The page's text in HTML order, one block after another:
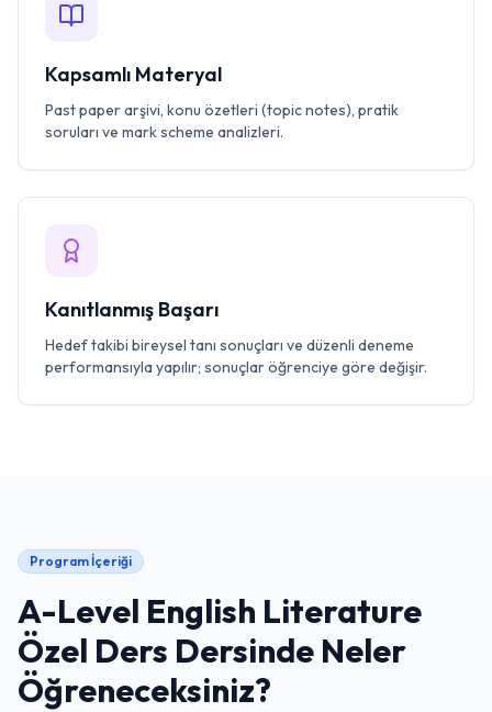
Kapsamlı Materyal
Past paper arşivi, konu özetleri (topic notes), pratik
soruları ve mark scheme analizleri.
Kanıtlanmış Başarı
Hedef takibi bireysel tanı sonuçları ve düzenli deneme
performansıyla yapılır; sonuçlar öğrenciye göre değişir.
Program İçeriği
A-Level English Literature
Özel Ders Dersinde Neler
Öğreneceksiniz?